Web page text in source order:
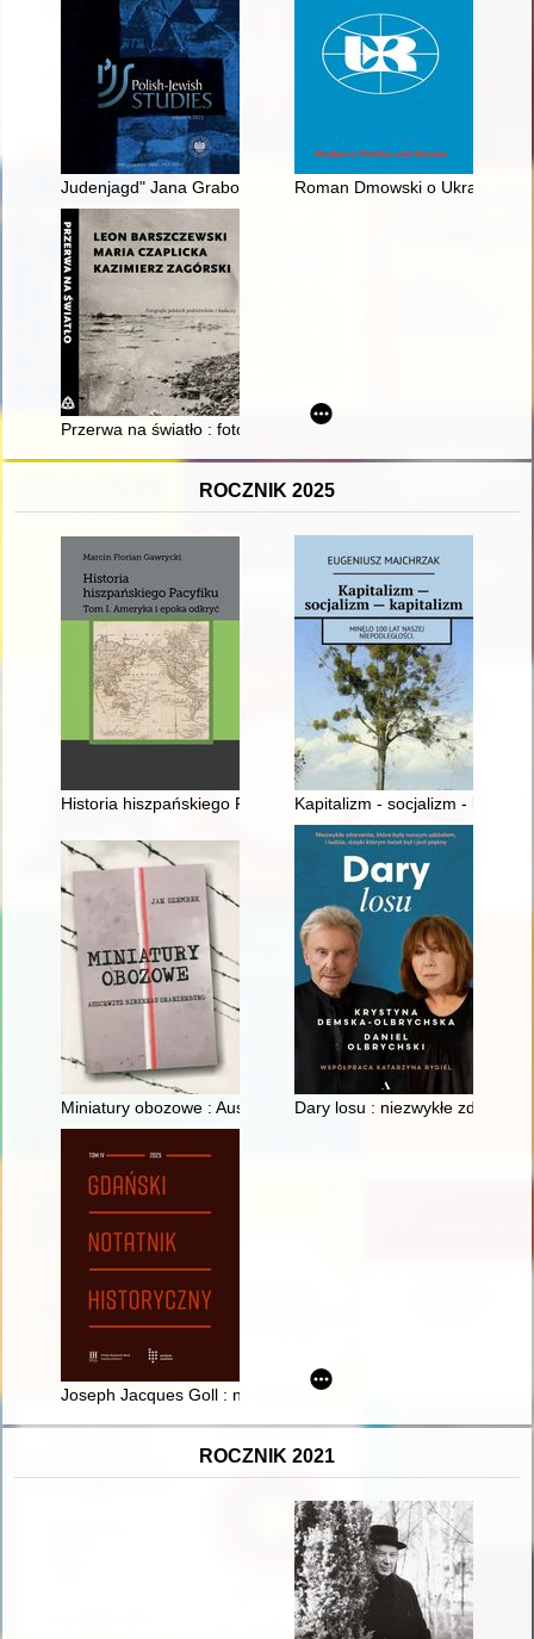
Judenjagd" Jana Grabowskiego : przyczynek do badań nad
Roman Dmowski o Ukrainie :
Przerwa na światło : fotografie polskich podróżników i
ROCZNIK 2025
Historia hiszpańskiego Pacyfiku. T. 1,Kapitalizm - socjalizm -
Miniatury obozowe : Auschwitz, Birkenau, Oranienburg
Dary losu : niezwykłe
Joseph Jacques Goll : nieznany dowódca inżynierów
ROCZNIK 2021